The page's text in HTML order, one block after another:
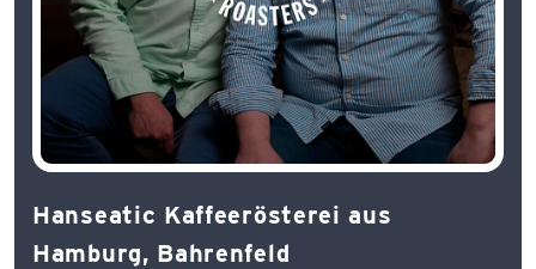
Hanseatic Kaffeerösterei aus
Hamburg, Bahrenfeld